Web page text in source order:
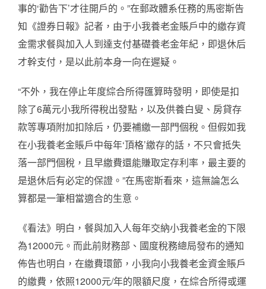
事的‘勸告下’才往開戶的。”在郵政體系任務的馬密斯告
知《證券日報》記者，由于小我養老金賬戶中的繳存資
金需求餐與加入人到達支付基礎養老金年紀，即退休后
才幹支付，是以此前本身一向在遲疑。
“不外，我在停止年度綜合所得匯算時發明，即使是扣
除了6萬元小我所得稅出發點，以及供養白叟、房貸存
款等專項附加扣除后，仍要補繳一部門個稅。但假如我
在小我養老金賬戶中每年‘頂格’繳存的話，不只會抵失
落一部門個稅，且早繳費還能賺取定存利率，最主要的
是退休后有必定的保證。”在馬密斯看來，這無論怎么
算都是一筆相當適合的生意。
《看法》明白，餐與加入人每年交納小我養老金的下限
為12000元。而此前財務部、國度稅務總局發布的通知
佈告也明白，在繳費環節，小我向小我養老金資金賬戶
的繳費，依照12000元/年的限額尺度，在綜合所得或運